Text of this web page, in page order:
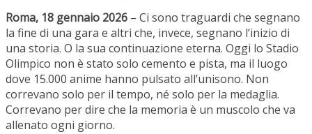
Roma, 18 gennaio 2026 – Ci sono traguardi che segnano
la fine di una gara e altri che, invece, segnano l’inizio di
una storia. O la sua continuazione eterna. Oggi lo Stadio
Olimpico non è stato solo cemento e pista, ma il luogo
dove 15.000 anime hanno pulsato all’unisono. Non
correvano solo per il tempo, né solo per la medaglia.
Correvano per dire che la memoria è un muscolo che va
allenato ogni giorno.